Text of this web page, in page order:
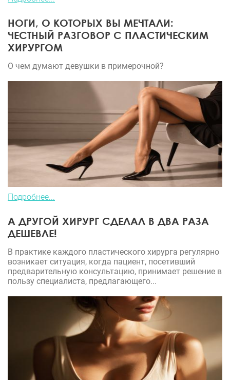
НОГИ, О КОТОРЫХ ВЫ МЕЧТАЛИ:
ЧЕСТНЫЙ РАЗГОВОР С ПЛАСТИЧЕСКИМ
ХИРУРГОМ
О чем думают девушки в примерочной?
Подробнее...
А ДРУГОЙ ХИРУРГ СДЕЛАЛ В ДВА РАЗА
ДЕШЕВЛЕ!
В практике каждого пластического хирурга регулярно
возникает ситуация, когда пациент, посетивший
предварительную консультацию, принимает решение в
пользу специалиста, предлагающего...